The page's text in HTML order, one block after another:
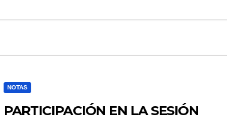
NOTAS
PARTICIPACIÓN EN LA SESIÓN